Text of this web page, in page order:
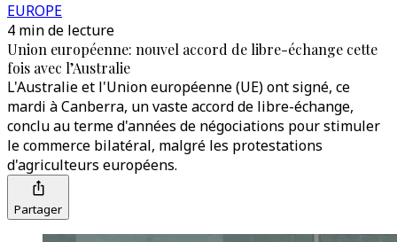
EUROPE
4 min de lecture
Union européenne: nouvel accord de libre-échange cette
fois avec l’Australie
L'Australie et l'Union européenne (UE) ont signé, ce
mardi à Canberra, un vaste accord de libre-échange,
conclu au terme d'années de négociations pour stimuler
le commerce bilatéral, malgré les protestations
d'agriculteurs européens.
Partager